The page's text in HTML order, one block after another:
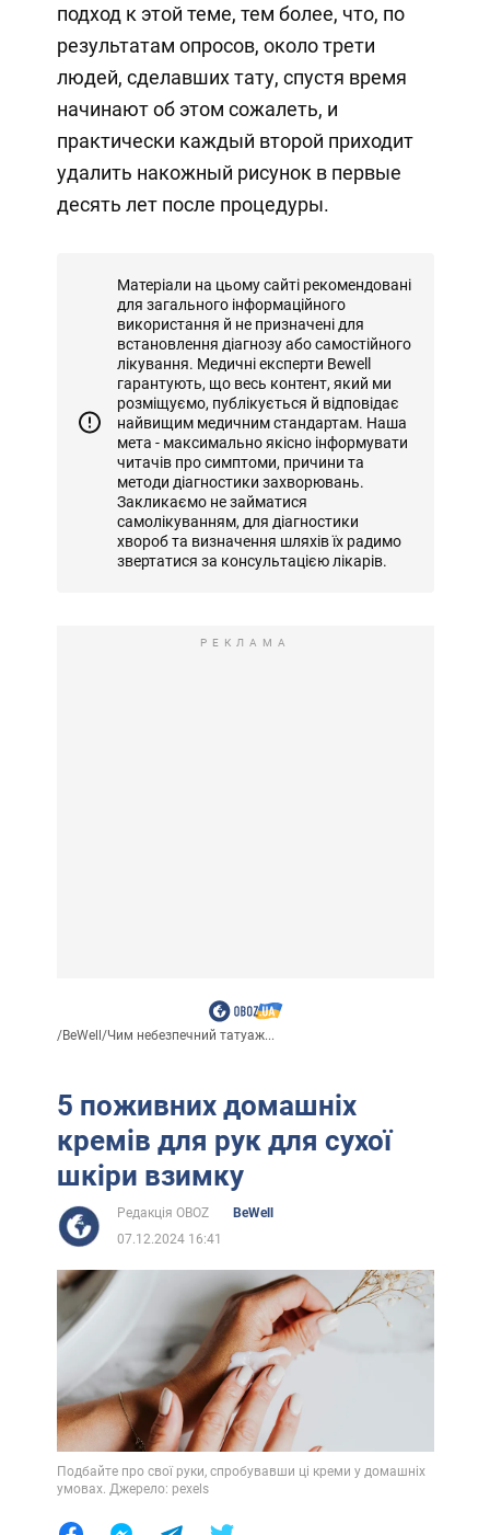
подход к этой теме, тем более, что, по
результатам опросов, около трети
людей, сделавших тату, спустя время
начинают об этом сожалеть, и
практически каждый второй приходит
удалить накожный рисунок в первые
десять лет после процедуры.
Матеріали на цьому сайті рекомендовані
для загального інформаційного
використання й не призначені для
встановлення діагнозу або самостійного
лікування. Медичні експерти Bewell
гарантують, що весь контент, який ми
розміщуємо, публікується й відповідає
найвищим медичним стандартам. Наша
мета - максимально якісно інформувати
читачів про симптоми, причини та
методи діагностики захворювань.
Закликаємо не займатися
самолікуванням, для діагностики
хвороб та визначення шляхів їх радимо
звертатися за консультацією лікарів.
РЕКЛАМА
/BeWell/Чим небезпечний татуаж...
5 поживних домашніх
кремів для рук для сухої
шкіри взимку
Редакція OBOZ
BeWell
07.12.2024 16:41
Подбайте про свої руки, спробувавши ці креми у домашніх
умовах. Джерело: pexels